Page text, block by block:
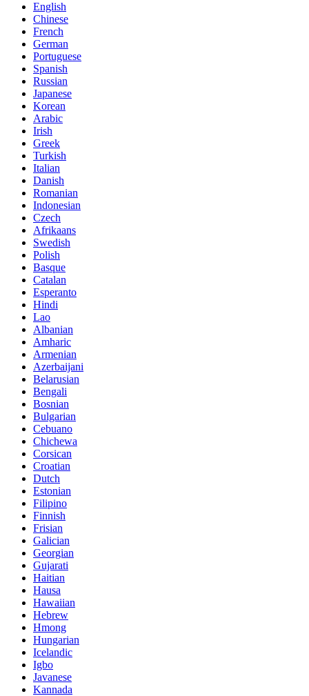
English
Chinese
French
German
Portuguese
Spanish
Russian
Japanese
Korean
Arabic
Irish
Greek
Turkish
Italian
Danish
Romanian
Indonesian
Czech
Afrikaans
Swedish
Polish
Basque
Catalan
Esperanto
Hindi
Lao
Albanian
Amharic
Armenian
Azerbaijani
Belarusian
Bengali
Bosnian
Bulgarian
Cebuano
Chichewa
Corsican
Croatian
Dutch
Estonian
Filipino
Finnish
Frisian
Galician
Georgian
Gujarati
Haitian
Hausa
Hawaiian
Hebrew
Hmong
Hungarian
Icelandic
Igbo
Javanese
Kannada